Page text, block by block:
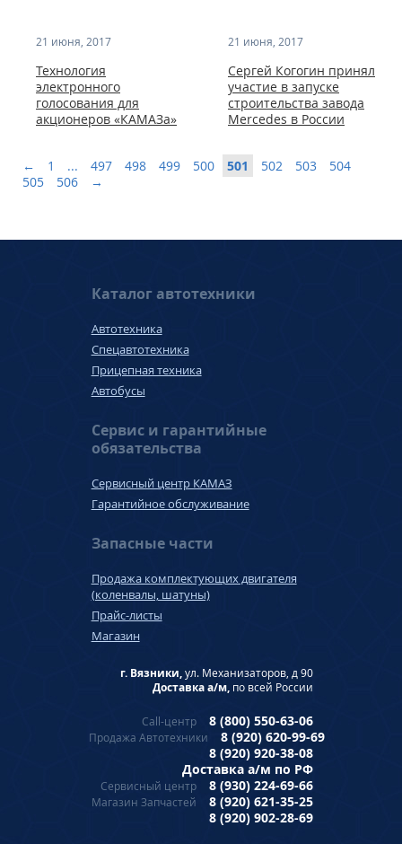
21 июня, 2017
Технология
электронного
голосования для
акционеров «КАМАЗа»
21 июня, 2017
Сергей Когогин принял
участие в запуске
строительства завода
Mercedes в России
← 1 ... 497 498 499 500 501 502 503
504
505
506 →
Каталог автотехники
Автотехника
Спецавтотехника
Прицепная техника
Автобусы
Сервис и гарантийные
обязательства
Сервисный центр КАМАЗ
Гарантийное обслуживание
Запасные части
Продажа комплектующих двигателя
(коленвалы, шатуны)
Прайс-листы
Магазин
г. Вязники,ул. Механизаторов, д 90
Доставка а/м, по всей России
Call-центр 8 (800) 550-63-06
Продажа Автотехники
8 (920) 620-99-69
8 (920) 920-38-08
Доставка а/м по РФ
Сервисный центр 8 (930) 224-69-66
Магазин Запчастей
8 (920) 621-35-25
8 (920) 902-28-69